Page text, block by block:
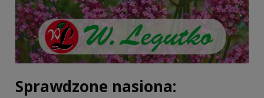
Sprawdzone nasiona: